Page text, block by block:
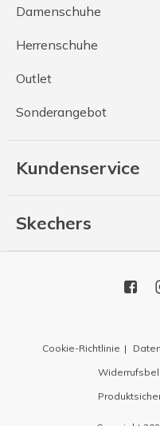
Damenschuhe
Herrenschuhe
Outlet
Sonderangebot
Kundenservice
Skechers
Cookie-Richtlinie